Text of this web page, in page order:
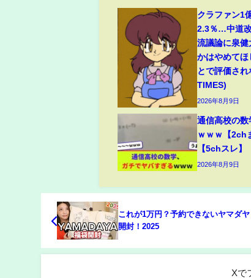
クラファン1
2.3％…中道
流議論に泉健
かはやめてほ
とで評価さ
TIMES)
2026年8月9日
通信高校の数
ｗｗｗ【2ch
【5chスレ】
2026年8月9日
これが1万円？予約できないヤマダ
開封！2025
Xで